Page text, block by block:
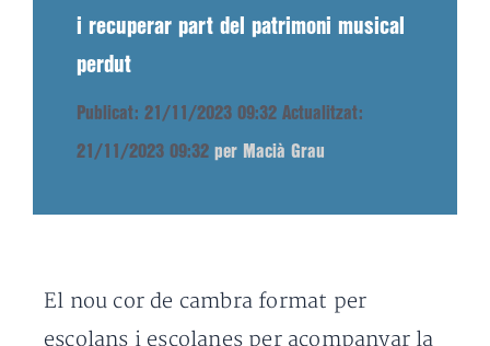
i recuperar part del patrimoni musical
perdut
Publicat: 21/11/2023 09:32 Actualitzat:
21/11/2023 09:32 per Macià Grau
El nou cor de cambra format per
escolans i escolanes per acompanyar la